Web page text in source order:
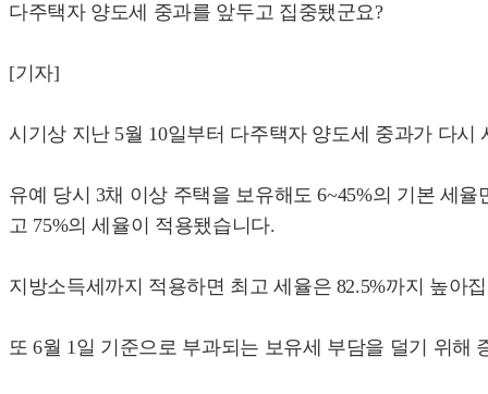
다주택자 양도세 중과를 앞두고 집중됐군요?
[기자]
시기상 지난 5월 10일부터 다주택자 양도세 중과가 다
유예 당시 3채 이상 주택을 보유해도 6~45%의 기본 세
고 75%의 세율이 적용됐습니다.
지방소득세까지 적용하면 최고 세율은 82.5%까지 높아
또 6월 1일 기준으로 부과되는 보유세 부담을 덜기 위